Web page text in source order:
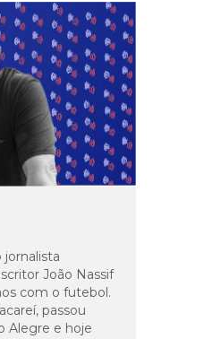
jornalista
João Nassif
com o futebol.
passou
Alegre e hoje